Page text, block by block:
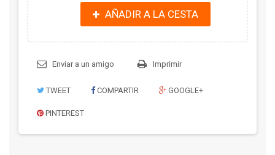
AÑADIR A LA CESTA
Enviar a un amigo Imprimir
TWEET COMPARTIR GOOGLE+
PINTEREST